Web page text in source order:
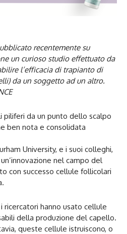
recentemente su
un curioso studio effettuato da
l’efficacia di trapianto di
da un soggetto ad un altro.
da un punto dello scalpo
ben nota e consolidata
University, e i suoi colleghi,
nel campo del
con successo cellule follicolari
ricercatori hanno usato cellule
della produzione del capello.
queste cellule istruiscono, o